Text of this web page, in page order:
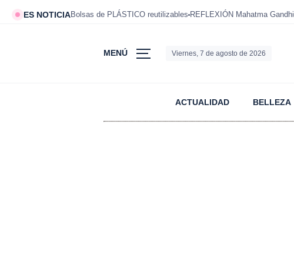
ES NOTICIABolsas de PLÁSTICO reutilizables REFLEXIÓN Mahatma Gandhi
MENÚ Viernes, 7 de agosto de 2026
ACTUALIDAD BELLEZA